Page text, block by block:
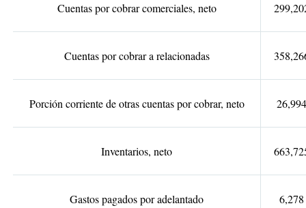
Cuentas por cobrar comerciales, neto
Cuentas por cobrar a relacionadas
Porción corriente de otras cuentas por cobrar, neto 26,994
Inventarios, neto
Gastos pagados por adelantado 6,278